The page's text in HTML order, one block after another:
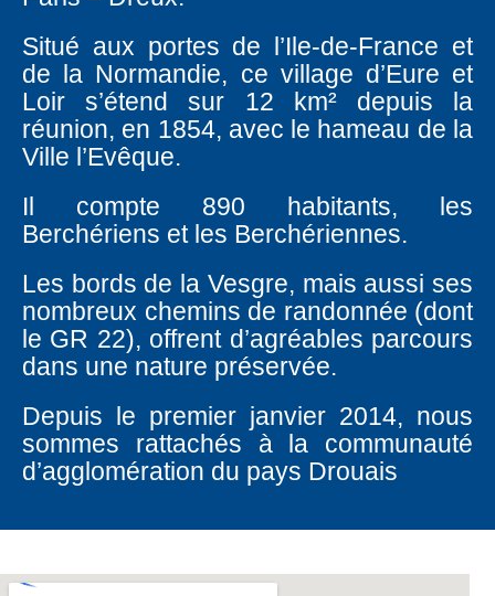
Situé aux portes de l’Ile-de-France et
de la Normandie, ce village d’Eure et
Loir s’étend sur 12 km² depuis la
réunion, en 1854, avec le hameau de la
Ville l’Evêque.
Il compte 890 habitants, les
Berchériens et les Berchériennes.
Les bords de la Vesgre, mais aussi ses
nombreux chemins de randonnée (dont
le GR 22), offrent d’agréables parcours
dans une nature préservée.
Depuis le premier janvier 2014, nous
sommes rattachés à la communauté
d’agglomération du pays Drouais